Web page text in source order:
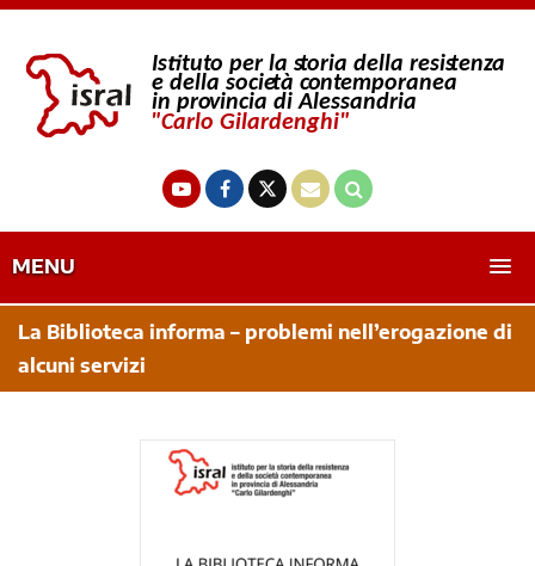
MENU
La Biblioteca informa – problemi nell’erogazione di
alcuni servizi